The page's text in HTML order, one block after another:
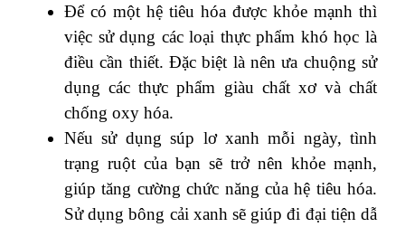
Để có một hệ tiêu hóa được khỏe mạnh thì
việc sử dụng các loại thực phẩm khó học là
điều cần thiết. Đặc biệt là nên ưa chuộng sử
dụng các thực phẩm giàu chất xơ và chất
chống oxy hóa.
Nếu sử dụng súp lơ xanh mỗi ngày, tình
trạng ruột của bạn sẽ trở nên khỏe mạnh,
giúp tăng cường chức năng của hệ tiêu hóa.
Sử dụng bông cải xanh sẽ giúp đi đại tiện dẫ